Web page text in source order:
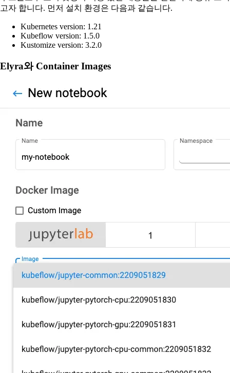
고자 합니다. 먼저 설치 환경은 다음과 같습니다.
Kubernetes version: 1.21
Kubeflow version: 1.5.0
Kustomize version: 3.2.0
Elyra와 Container Images